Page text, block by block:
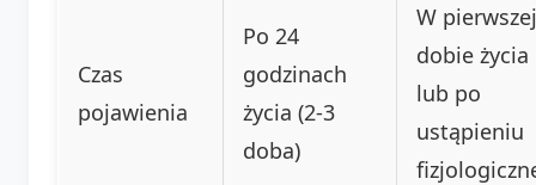
Czas
pojawienia
Po 24
godzinach
życia (2-3
doba)
W pierwszej
dobie życia
lub po
ustąpieniu